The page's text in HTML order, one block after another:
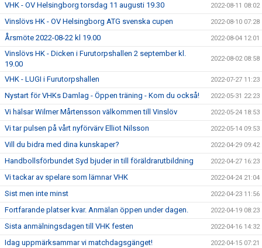
VHK - OV Helsingborg torsdag 11 augusti 19.30 2022-08-11 08:02
Vinslövs HK - OV Helsingborg ATG svenska cupen 2022-08-10 07:28
Årsmöte 2022-08-22 kl 19.00 2022-08-04 12:01
Vinslövs HK - Dicken i Furutorpshallen 2 september kl.
19.00
2022-08-02 08:58
VHK - LUGI i Furutorpshallen 2022-07-27 11:23
Nystart för VHKs Damlag - Öppen träning - Kom du också! 2022-05-31 22:23
Vi hälsar Wilmer Mårtensson välkommen till Vinslöv 2022-05-24 18:53
Vi tar pulsen på vårt nyförvärv Elliot Nilsson 2022-05-14 09:53
Vill du bidra med dina kunskaper? 2022-04-29 09:42
Handbollsförbundet Syd bjuder in till föräldrarutbildning 2022-04-27 16:23
Vi tackar av spelare som lämnar VHK 2022-04-24 21:04
Sist men inte minst 2022-04-23 11:56
Fortfarande platser kvar. Anmälan öppen under dagen. 2022-04-19 08:23
Sista anmälningsdagen till VHK festen 2022-04-16 14:32
Idag uppmärksammar vi matchdagsgänget! 2022-04-15 07:21